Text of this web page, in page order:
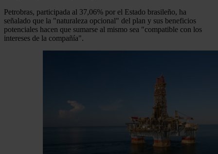
Petrobras, participada al 37,06% por el Estado brasileño, ha
señalado que la "naturaleza opcional" del plan y sus beneficios
potenciales hacen que sumarse al mismo sea "compatible con los
intereses de la compañía".